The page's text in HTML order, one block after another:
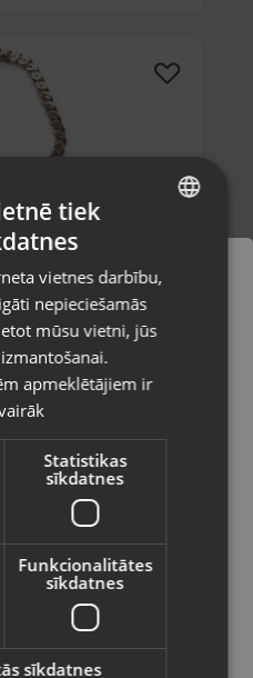
24 mēneši)
uz
izvēlētajā
RUSSIAN
tiek
vietnes darbību,
nepieciešamās
mūsu vietni, jūs
apmeklētājiem ir
Statistikas
sīkdatnes
Funkcionalitātes
sīkdatnes
sīkdatnes